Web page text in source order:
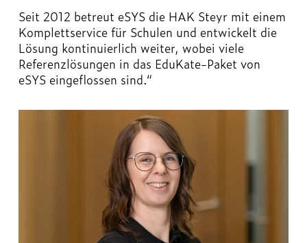
Seit 2012 betreut eSYS die HAK Steyr mit einem
Komplettservice für Schulen und entwickelt die
Lösung kontinuierlich weiter, wobei viele
Referenzlösungen in das EduKate-Paket von
eSYS eingeflossen sind.“